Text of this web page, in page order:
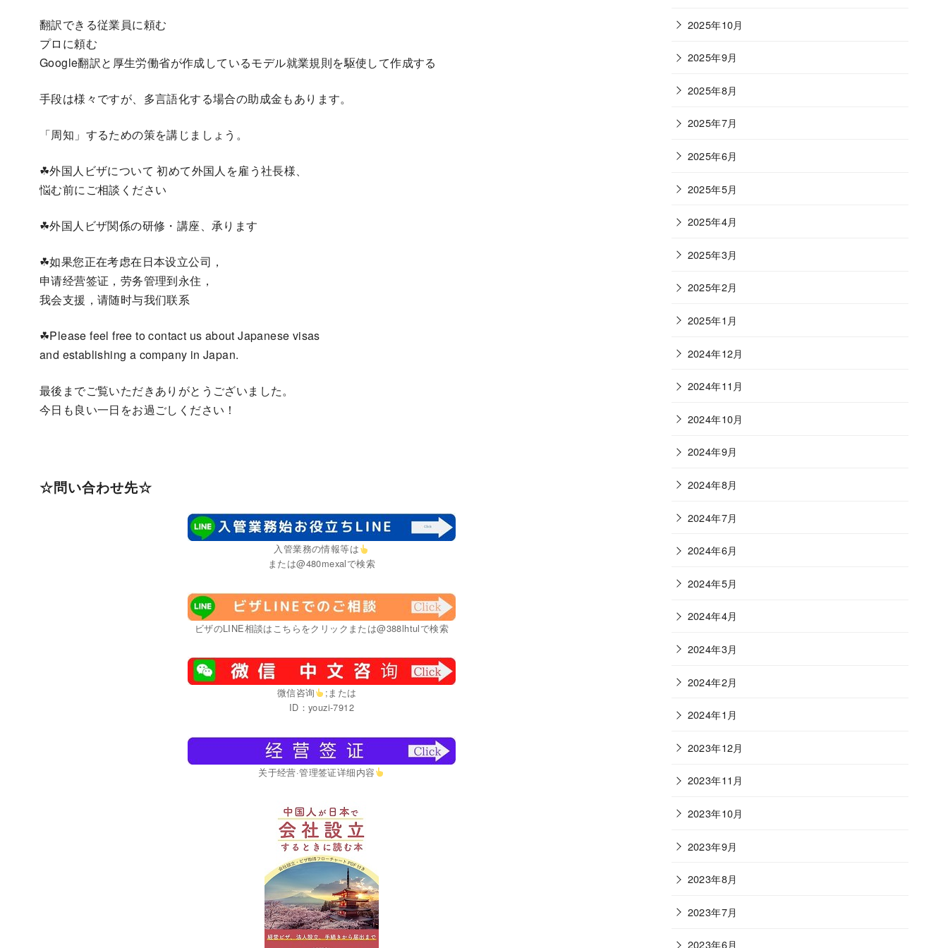
翻訳できる従業員に頼む
プロに頼む
Google翻訳と厚生労働省が作成しているモデル就業規則を駆使して作成する
手段は様々ですが、多言語化する場合の助成金もあります。
「周知」するための策を講じましょう。
☘外国人ビザについて 初めて外国人を雇う社長様、
悩む前にご相談ください
☘外国人ビザ関係の研修・講座、承ります
☘如果您正在考虑在日本设立公司，
申请经营签证，劳务管理到永住，
我会支援，请随时与我们联系
☘Please feel free to contact us about Japanese visas
and establishing a company in Japan.
最後までご覧いただきありがとうございました。
今日も良い一日をお過ごしください！
☆問い合わせ先☆
入管業務の情報等は
または@480mexalで検索
ビザのLINE相談はこちらをクリックまたは@388lhtulで検索
微信咨询
;または
ID：youzi-7912
关于经营·管理签证详细内容
2025年10月
2025年9月
2025年8月
2025年7月
2025年6月
2025年5月
2025年4月
2025年3月
2025年2月
2025年1月
2024年12月
2024年11月
2024年10月
2024年9月
2024年8月
2024年7月
2024年6月
2024年5月
2024年4月
2024年3月
2024年2月
2024年1月
2023年12月
2023年11月
2023年10月
2023年9月
2023年8月
2023年7月
2023年6月